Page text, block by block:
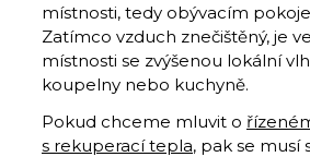
místnosti, tedy obývacím
Zatímco vzduch znečištěný, je
místnosti se zvýšenou lokální
koupelny nebo kuchyně.
Pokud chceme mluvit o
s rekuperací tepla, pak se musí